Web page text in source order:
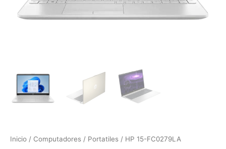
Inicio / Computadores / Portatiles / HP 15-FC0279LA